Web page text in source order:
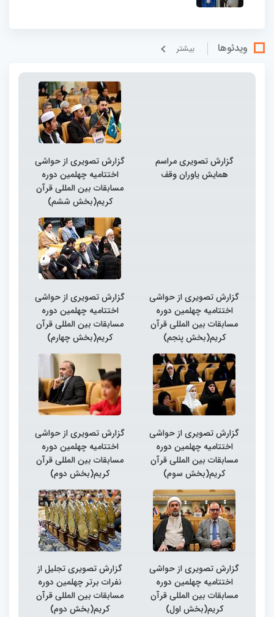
ویدئوها بيشتر
گزارش تصویری مراسم
همایش یاوران وقف
گزارش تصویری از حواشی
اختتامیه چهلمین دوره
مسابقات بین المللی قرآن
کریم(بخش ششم)
گزارش تصویری از حواشی
اختتامیه چهلمین دوره
مسابقات بین المللی قرآن
کریم(بخش پنجم)
گزارش تصویری از حواشی
اختتامیه چهلمین دوره
مسابقات بین المللی قرآن
کریم(بخش چهارم)
گزارش تصویری از حواشی
اختتامیه چهلمین دوره
مسابقات بین المللی قرآن
کریم(بخش سوم)
گزارش تصویری از حواشی
اختتامیه چهلمین دوره
مسابقات بین المللی قرآن
کریم(بخش دوم)
گزارش تصویری از حواشی
اختتامیه چهلمین دوره
مسابقات بین المللی قرآن
کریم(بخش اول)
گزارش تصویری تجلیل از
نفرات برتر چهلمین دوره
مسابقات بین المللی قرآن
کریم(بخش دوم)